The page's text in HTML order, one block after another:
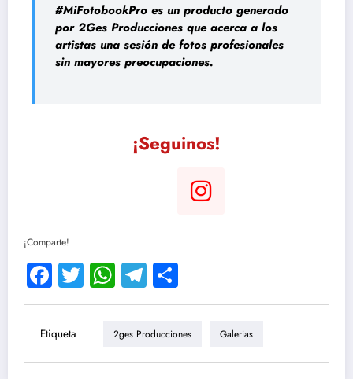
#MiFotobookPro es un producto generado
por 2Ges Producciones que acerca a los
artistas una sesión de fotos profesionales
sin mayores preocupaciones.
¡Seguinos!
¡Comparte!
Facebook
TwitterWhatsApp
Telegram
Etiqueta 2ges Producciones Galerias